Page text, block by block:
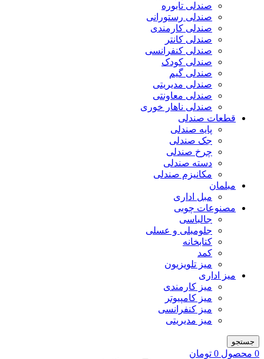
صندلی تابوره
صندلی رستورانی
صندلی کارمندی
صندلی کانتر
صندلی کنفرانسی
صندلی کودک
صندلی گیم
صندلی مدیریتی
صندلی معاونتی
صندلی ناهار خوری
قطعات صندلی
پایه صندلی
جک صندلی
چرخ صندلی
دسته صندلی
مکانیزم صندلی
مبلمان
مبل اداری
مصنوعات چوبی
جالباسی
جلومبلی و عسلی
کتابخانه
کمد
میز تلویزیون
میز اداری
میز کارمندی
میز کامپیوتر
میز کنفرانسی
میز مدیریتی
جستجو
0 محصول 0 تومان